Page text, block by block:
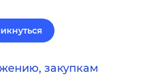
закупкам